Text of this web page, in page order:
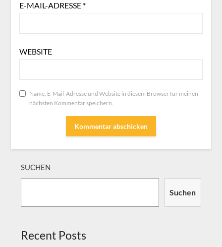
E-MAIL-ADRESSE *
WEBSITE
Name, E-Mail-Adresse und Website in diesem Browser für meinen
nächsten Kommentar speichern.
SUCHEN
Suchen
Recent Posts